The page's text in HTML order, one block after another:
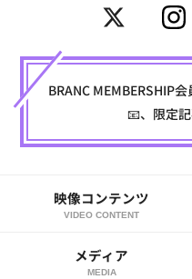
BRANC MEMBERSHIP
📧、限定
映像コンテンツ
VIDEO CONTENT
メディア
MEDIA